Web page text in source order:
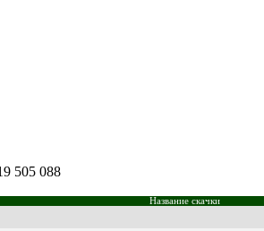
505 088
Название скачки